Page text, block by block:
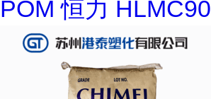
POM 恒力 HLMC90